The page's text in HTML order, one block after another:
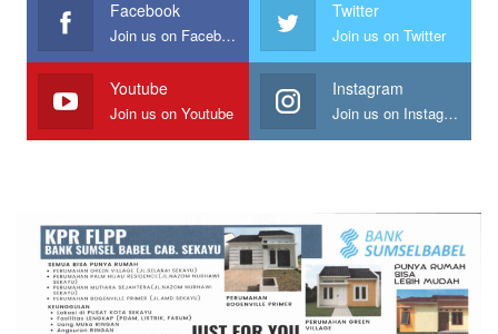
Facebook
Join us on Facebook
Twitter
Join us on Twitter
Youtube
Join us on Youtube
Instagram
Join us on Instagram